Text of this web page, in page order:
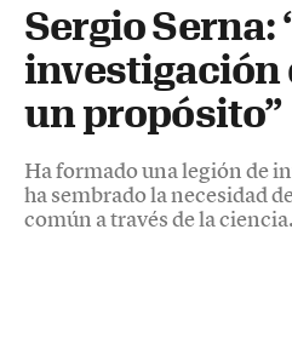
Sergio Serna:
investigación
un propósito”
Ha formado una legión de
ha sembrado la necesidad
común a través de la ciencia.